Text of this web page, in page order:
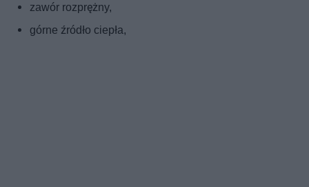
zawór rozprężny,
górne źródło ciepła,